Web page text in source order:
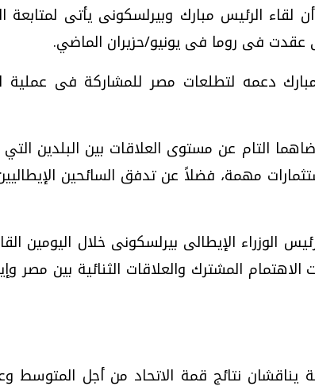
لقاء الرئيس مبارك وبيرلسكونى يأتى لمتابعة
عقدت فى روما فى يونيو/حزيران الماضي.
دعمه لتطلعات مصر للمشاركة فى عملية
التام عن مستوى العلاقات بين البلدين التي
مهمة، فضلاً عن تدفق السائحين
الوزراء الإيطالى بيرلسكونى خلال اليومين
المشترك والعلاقات الثنائية بين مصر
يناقشان نتائج قمة الاتحاد من أجل المتوسط